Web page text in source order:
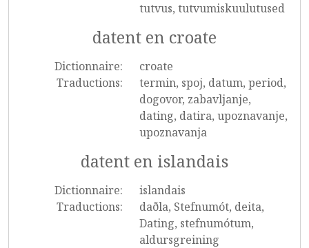
tutvus, tutvumiskuulutused
datent en croate
Dictionnaire:
croate
Traductions:
termin, spoj, datum, period,
dogovor, zabavljanje,
dating, datira, upoznavanje,
upoznavanja
datent en islandais
Dictionnaire:
islandais
Traductions:
daðla, Stefnumót, deita,
Dating, stefnumótum,
aldursgreining